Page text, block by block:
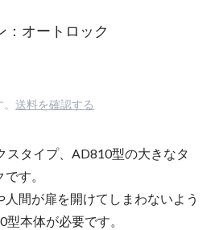
：オートロック
送料を確認する
スタイプ、AD810型の大きなタ
す。
間が扉を開けてしまわないよう
本体が必要です。